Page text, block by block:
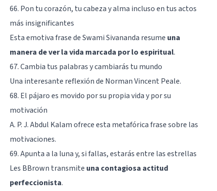
66. Pon tu corazón, tu cabeza y alma incluso en tus actos
más insignificantes
Esta emotiva frase de Swami Sivananda resume una
manera de ver la vida marcada por lo espiritual.
67. Cambia tus palabras y cambiarás tu mundo
Una interesante reflexión de Norman Vincent Peale.
68. El pájaro es movido por su propia vida y por su
motivación
A. P. J. Abdul Kalam ofrece esta metafórica frase sobre las
motivaciones.
69. Apunta a la luna y, si fallas, estarás entre las estrellas
Les BBrown transmite una contagiosa actitud
perfeccionista.